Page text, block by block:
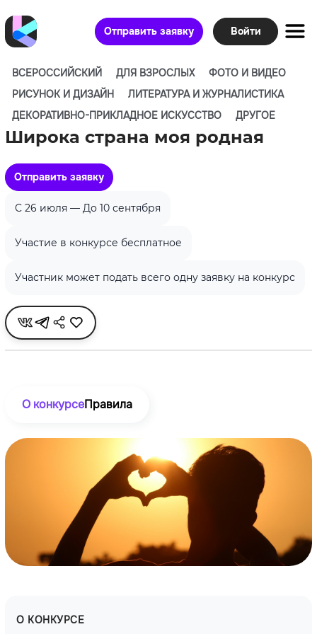
Отправить заявку Войти
ВСЕРОССИЙСКИЙ ДЛЯ ВЗРОСЛЫХ
ФОТО И ВИДЕО
РИСУНОК И ДИЗАЙН
ЛИТЕРАТУРА И ЖУРНАЛИСТИКА
ДЕКОРАТИВНО-ПРИКЛАДНОЕ ИСКУССТВО
ДРУГОЕ
Широка страна моя родная
Отправить заявку
C 26 июля — До 10 сентября
Участие в конкурсе бесплатное
Участник может подать всего одну заявку на конкурс
О конкурсеПравила
О КОНКУРСЕ